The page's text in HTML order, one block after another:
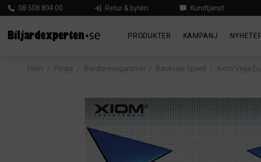
08 508 804 00 Retur & byten Kundtjänst
PRODUKTER KAMPANJ
Hem / Pingis / Bordtennisgummin / Backside Speed / Xiom Vega